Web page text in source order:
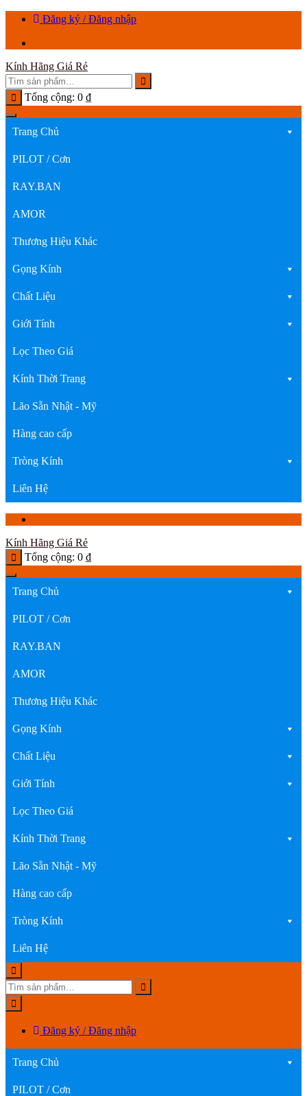
Chuyển
dung
Đăng ký / Đăng nhập
Kính Hãng Giá Rẻ
Tổng cộng: 0 ₫
Trang Chủ
PILOT / Cơn
RAY.BAN
AMOR
Thương Hiệu Khác
Gọng Kính
Chất Liệu
Giới Tính
Lọc Theo Giá
Kính Thời Trang
Lão Sẵn Nhật - Mỹ
Hàng cao cấp
Tròng Kính
Liên Hệ
Kính Hãng Giá Rẻ
Tổng cộng: 0 ₫
Trang Chủ
PILOT / Cơn
RAY.BAN
AMOR
Thương Hiệu Khác
Gọng Kính
Chất Liệu
Giới Tính
Lọc Theo Giá
Kính Thời Trang
Lão Sẵn Nhật - Mỹ
Hàng cao cấp
Tròng Kính
Liên Hệ
Đăng ký / Đăng nhập
Trang Chủ
PILOT / Cơn